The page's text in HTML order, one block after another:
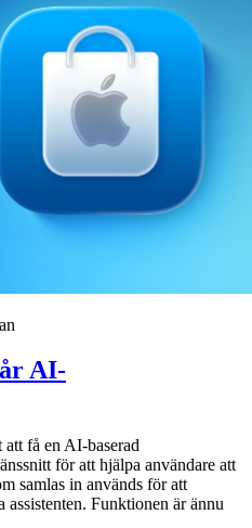
AI-
få en AI-baserad
för att hjälpa användare att
samlas in används för att
assistenten. Funktionen är ännu